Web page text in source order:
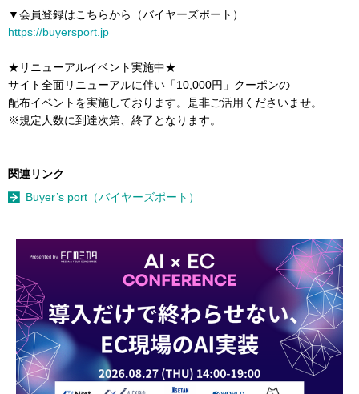
▼会員登録はこちらから（バイヤーズポート）
https://buyersport.jp
★リニューアルイベント実施中★
サイト全面リニューアルに伴い「10,000円」クーポンの
配布イベントを実施しております。是非ご活用くださいませ。
※規定人数に到達次第、終了となります。
関連リンク
Buyer’s port（バイヤーズポート）